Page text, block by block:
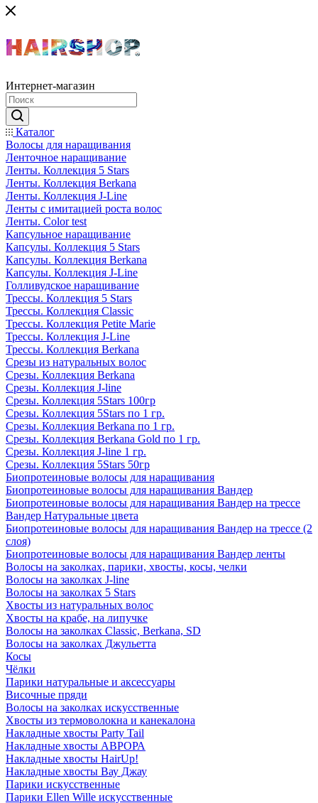
Интернет-магазин
Каталог
Волосы для наращивания
Ленточное наращивание
Ленты. Коллекция 5 Stars
Ленты. Коллекция Berkana
Ленты. Коллекция J-Line
Ленты с имитацией роста волос
Ленты. Color test
Капсульное наращивание
Капсулы. Коллекция 5 Stars
Капсулы. Коллекция Berkana
Капсулы. Коллекция J-Line
Голливудское наращивание
Трессы. Коллекция 5 Stars
Трессы. Коллекция Classic
Трессы. Коллекция Petite Marie
Трессы. Коллекция J-Line
Трессы. Коллекция Berkana
Срезы из натуральных волос
Срезы. Коллекция Berkana
Срезы. Коллекция J-line
Срезы. Коллекция 5Stars 100гр
Срезы. Коллекция 5Stars по 1 гр.
Срезы. Коллекция Berkana по 1 гр.
Срезы. Коллекция Berkana Gold по 1 гр.
Срезы. Коллекция J-line 1 гр.
Срезы. Коллекция 5Stars 50гр
Биопротеиновые волосы для наращивания
Биопротеиновые волосы для наращивания Вандер
Биопротеиновые волосы для наращивания Вандер на трессе
Вандер Натуральные цвета
Биопротеиновые волосы для наращивания Вандер на трессе (2
слоя)
Биопротеиновые волосы для наращивания Вандер ленты
Волосы на заколках, парики, хвосты, косы, челки
Волосы на заколках J-line
Волосы на заколках 5 Stars
Хвосты из натуральных волос
Хвосты на крабе, на липучке
Волосы на заколках Classic, Berkana, SD
Волосы на заколках Джульетта
Косы
Чёлки
Парики натуральные и аксессуары
Височные пряди
Волосы на заколках искусственные
Хвосты из термоволокна и канекалона
Накладные хвосты Party Tail
Накладные хвосты АВРОРА
Накладные хвосты HairUp!
Накладные хвосты Вау Джау
Парики искусственные
Парики Ellen Wille искусственные